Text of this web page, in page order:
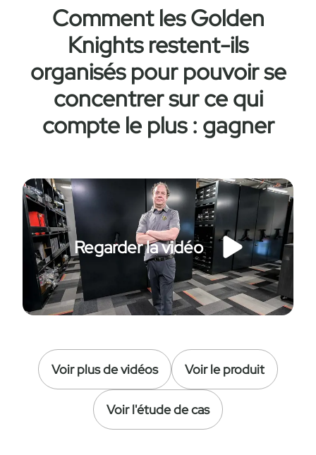
Comment les Golden
Knights restent-ils
organisés pour pouvoir se
concentrer sur ce qui
compte le plus : gagner
Regarder la vidéo
Voir plus de vidéos Voir le produit
Voir l'étude de cas